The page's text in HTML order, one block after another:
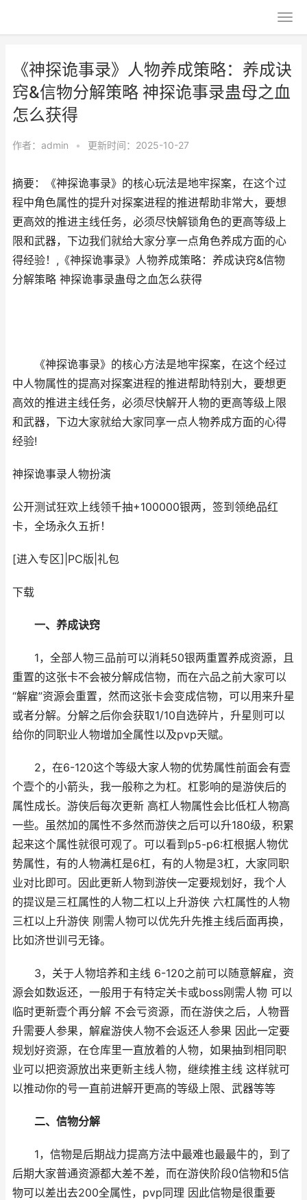
《神探诡事录》人物养成策略：养成诀
窍&信物分解策略 神探诡事录蛊母之血
怎么获得
作者： admin • 更新时间：2025-10-27
摘要：《神探诡事录》的核心玩法是地牢探案，在这个过
程中角色属性的提升对探案进程的推进帮助非常大，要想
更高效的推进主线任务，必须尽快解锁角色的更高等级上
限和武器，下边我们就给大家分享一点角色养成方面的心
得经验！,《神探诡事录》人物养成策略：养成诀窍&信物
分解策略 神探诡事录蛊母之血怎么获得
《神探诡事录》的核心方法是地牢探案，在这个经过
中人物属性的提高对探案进程的推进帮助特别大，要想更
高效的推进主线任务，必须尽快解开人物的更高等级上限
和武器，下边大家就给大家同享一点人物养成方面的心得
经验!
神探诡事录人物扮演
公开测试狂欢上线领千抽+100000银两，签到领绝品红
卡，全场永久五折！
[进入专区] PC版 礼包
下载
一、养成诀窍
1，全部人物三品前可以消耗50银两重置养成资源，且
重置的这张卡不会被分解成信物，而在六品之前大家可以
“解雇”资源会重置，然而这张卡会变成信物，可以用来升星
或者分解。分解之后你会获取1/10自选碎片，升星则可以
给你的同职业人物增加全属性以及pvp天赋。
2，在6-120这个等级大家人物的优势属性前面会有壹
个壹个的小箭头，我一般称之为杠。杠影响的是游侠后的
属性成长。游侠后每次更新 高杠人物属性会比低杠人物高
一些。虽然加的属性不多然而游侠之后可以升180级，积累
起来这个属性就很可观了。可以看到p5-p6:杠根据人物优
势属性，有的人物满杠是6杠，有的人物是3杠，大家同职
业对比即可。因此更新人物到游侠一定要规划好，我个人
的提议是三杠属性的人物二杠以上升游侠 六杠属性的人物
三杠以上升游侠 刚需人物可以优先升先推主线后面再换，
比如济世训弓无锋。
3，关于人物培养和主线 6-120之前可以随意解雇，资
源会如数返还，一般用于有特定关卡或boss刚需人物 可以
临时更新壹个再分解 不会亏资源，而在游侠之后，人物晋
升需要人参果，解雇游侠人物不会返还人参果 因此一定要
规划好资源，在仓库里一直放着的人物，如果抽到相同职
业可以把资源放出来更新主线人物，继续推主线 这样就可
以推动你的号一直前进解开更高的等级上限、武器等等
二、信物分解
1，信物是后期战力提高方法中最难也最最牛的，到了
后期大家普通资源都大差不差，而在游侠阶段0信物和5信
物可以差出去200全属性，pvp同理 因此信物是很重要